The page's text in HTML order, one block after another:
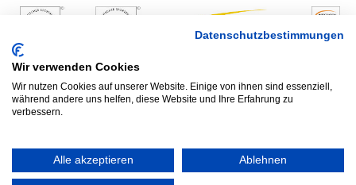
Datenschutzbestimmungen
Wir verwenden Cookies
Wir nutzen Cookies auf unserer Website. Einige von ihnen sind essenziell,
während andere uns helfen, diese Website und Ihre Erfahrung zu
verbessern.
Alle akzeptieren Ablehnen